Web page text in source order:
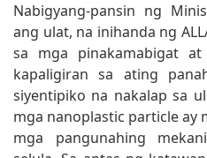
Nabigyang-pansin ng
ang ulat, na inihanda ng
sa mga pinakamabigat
kapaligiran sa ating
siyentipiko na nakalap sa
mga nanoplastic particle ay
mga pangunahing